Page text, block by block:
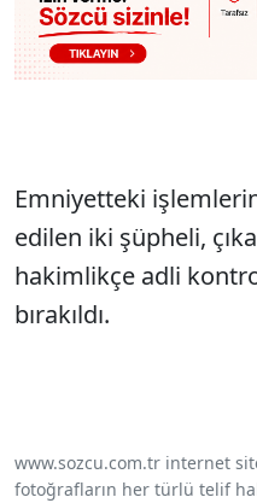
Emniyetteki
edilen iki şüpheli,
hakimlikçe adli
bırakıldı.
www.sozcu.com.tr internet
fotoğrafların her türlü telif